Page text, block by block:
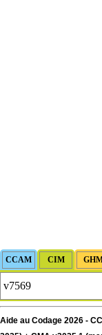
Aide au Codage 2026 -